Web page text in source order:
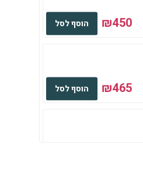
₪450 הוסף לסל
₪465 הוסף לסל